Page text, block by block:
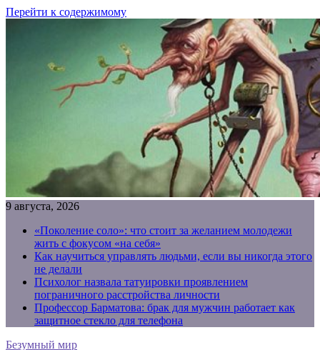
Перейти к содержимому
9 августа, 2026
«Поколение соло»: что стоит за желанием молодежи
жить с фокусом «на себя»
Как научиться управлять людьми, если вы никогда этого
не делали
Психолог назвала татуировки проявлением
пограничного расстройства личности
Профессор Барматова: брак для мужчин работает как
защитное стекло для телефона
Безумный мир